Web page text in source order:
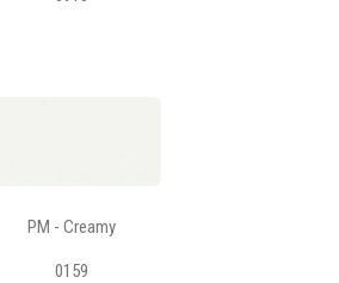
PM - Creamy
0159